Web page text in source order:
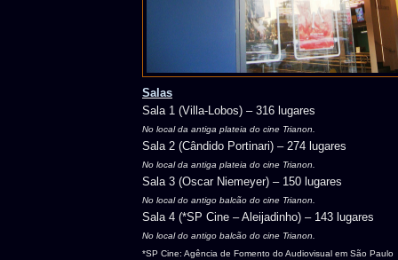
Salas
Sala 1 (Villa-Lobos) – 316 lugares
No local da antiga plateia do cine Trianon.
Sala 2 (Cândido Portinari) – 274 lugares
No local da antiga plateia do cine Trianon.
Sala 3 (Oscar Niemeyer) – 150 lugares
No local do antigo balcão do cine Trianon.
Sala 4 (*SP Cine – Aleijadinho) – 143 lugares
No local do antigo balcão do cine Trianon.
*SP Cine: Agência de Fomento do Audiovisual em São Paulo